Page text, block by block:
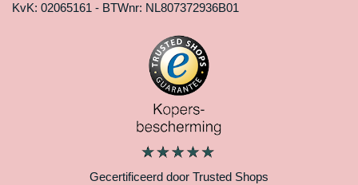
KvK: 02065161 - BTWnr: NL807372936B01
Gecertificeerd door Trusted Shops